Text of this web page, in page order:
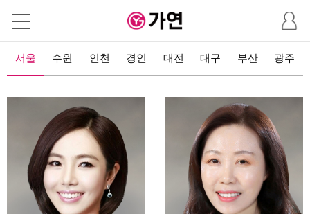
마
이
지
서울 수원 인천 경인 대전 대구 부산 광주